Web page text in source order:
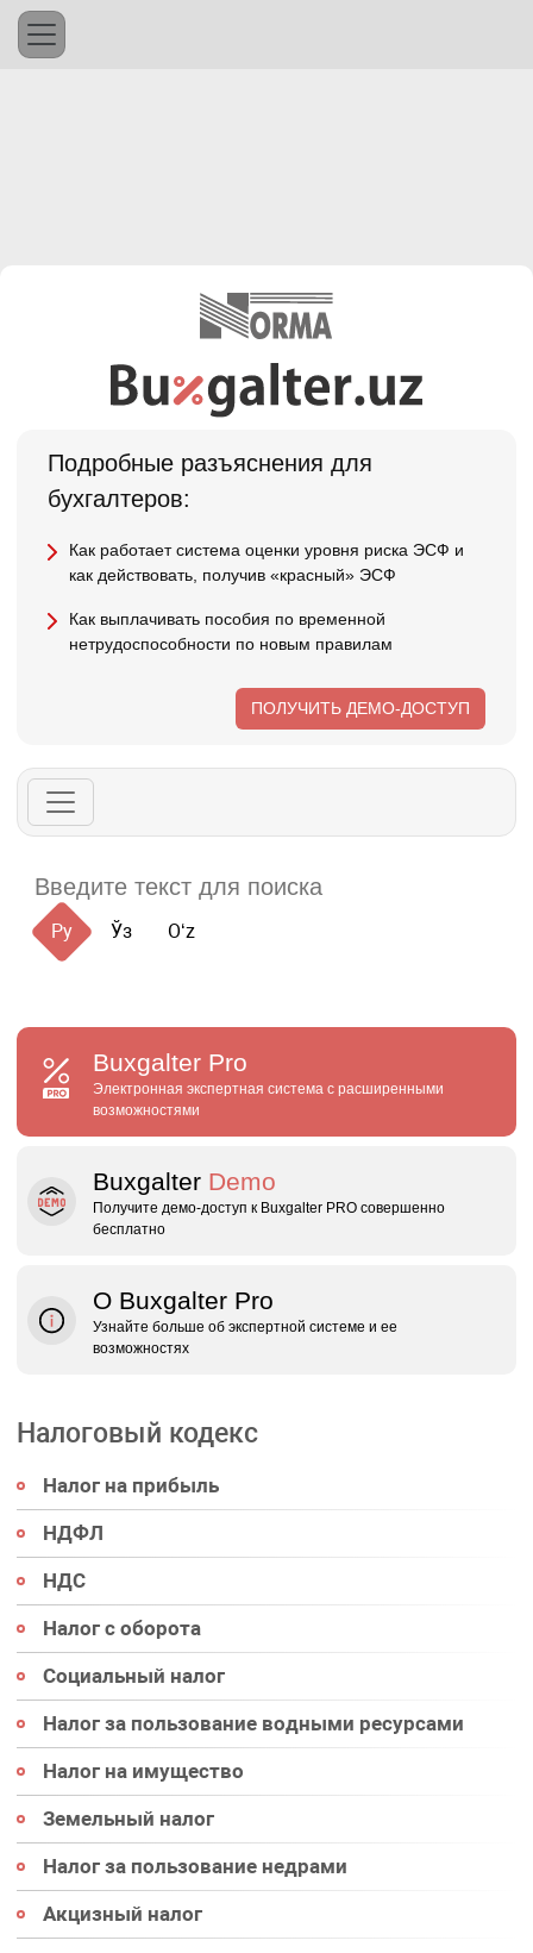
Подробные разъяснения для
бухгалтеров:
Как работает система оценки уровня риска ЭСФ и
как действовать, получив «красный» ЭСФ
Как выплачивать пособия по временной
нетрудоспособности по новым правилам
ПОЛУЧИТЬ ДЕМО-ДОСТУП
Ру Ўз Oʻz
Buxgalter Pro
Электронная экспертная система с расширенными
возможностями
Buxgalter Demo
Получите демо‑доступ к Buxgalter PRO совершенно
бесплатно
О Buxgalter Pro
Узнайте больше об экспертной системе и ее
возможностях
Налоговый кодекс
Налог на прибыль
НДФЛ
НДС
Налог с оборота
Социальный налог
Налог за пользование водными ресурсами
Налог на имущество
Земельный налог
Налог за пользование недрами
Акцизный налог